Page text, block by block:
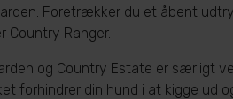
Foretrækker du et åbent
Country Ranger.
og Country Estate er særligt
forhindrer din hund i at kigge ud